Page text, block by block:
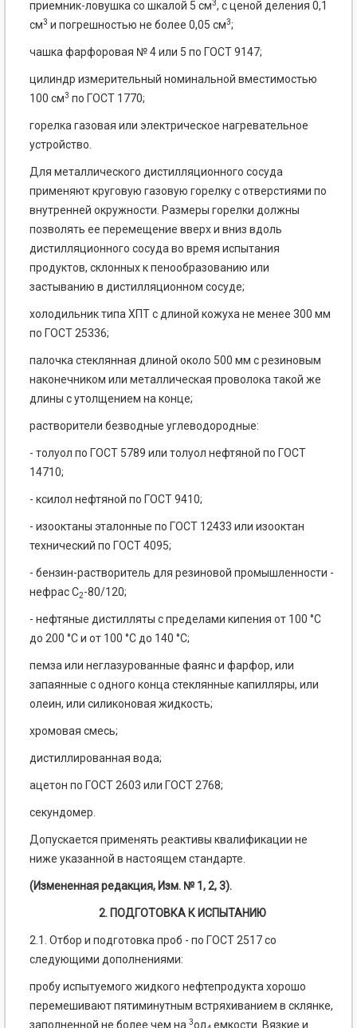
приемник-ловушка со шкалой 5 см3, с ценой деления 0,1
см3 и погрешностью не более 0,05 см3;
чашка фарфоровая № 4 или 5 по ГОСТ 9147;
цилиндр измерительный номинальной вместимостью
100 см3 по ГОСТ 1770;
горелка газовая или электрическое нагревательное
устройство.
Для металлического дистилляционного сосуда
применяют круговую газовую горелку с отверстиями по
внутренней окружности. Размеры горелки должны
позволять ее перемещение вверх и вниз вдоль
дистилляционного сосуда во время испытания
продуктов, склонных к пенообразованию или
застыванию в дистилляционном сосуде;
холодильник типа ХПТ с длиной кожуха не менее 300 мм
по ГОСТ 25336;
палочка стеклянная длиной около 500 мм с резиновым
наконечником или металлическая проволока такой же
длины с утолщением на конце;
растворители безводные углеводородные:
- толуол по ГОСТ 5789 или толуол нефтяной по ГОСТ
14710;
- ксилол нефтяной по ГОСТ 9410;
- изооктаны эталонные по ГОСТ 12433 или изооктан
технический по ГОСТ 4095;
- бензин-растворитель для резиновой промышленности -
нефрас С2-80/120;
- нефтяные дистилляты с пределами кипения от 100 °С
до 200 °С и от 100 °С до 140 °С;
пемза или неглазурованные фаянс и фарфор, или
запаянные с одного конца стеклянные капилляры, или
олеин, или силиконовая жидкость;
хромовая смесь;
дистиллированная вода;
ацетон по ГОСТ 2603 или ГОСТ 2768;
секундомер.
Допускается применять реактивы квалификации не
ниже указанной в настоящем стандарте.
(Измененная редакция, Изм. № 1, 2, 3).
2. ПОДГОТОВКА К ИСПЫТАНИЮ
2.1. Отбор и подготовка проб - по ГОСТ 2517 со
следующими дополнениями:
пробу испытуемого жидкого нефтепродукта хорошо
перемешивают пятиминутным встряхиванием в склянке,
заполненной не более чем на 3ол емкости. Вязкие и